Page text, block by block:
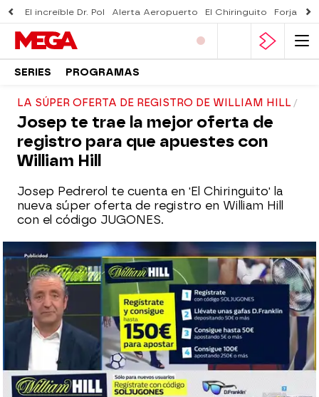
El increíble Dr. Pol Alerta Aeropuerto El Chiringuito Forjado
SERIES PROGRAMAS
LA SÚPER OFERTA DE REGISTRO DE WILLIAM HILL
Josep te trae la mejor oferta de
registro para que apuestes con
William Hill
Josep Pedrerol te cuenta en 'El Chiringuito' la
nueva súper oferta de registro en William Hill
con el código JUGONES.
mega
Madrid
Publicado: 02 de mayo de 2018, 01:53